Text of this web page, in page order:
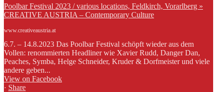
Poolbar Festival 2023 / various locations, Feldkirch, Vorarlberg »
CREATIVE AUSTRIA – Contemporary Culture
www.creativeaustria.at
6.7. – 14.8.2023 Das Poolbar Festival schöpft wieder aus dem
Vollen: renommierten Headliner wie Xavier Rudd, Danger Dan,
Peaches, Symba, Helge Schneider, Kruder & Dorfmeister und viele
andere geben...
View on Facebook
· Share